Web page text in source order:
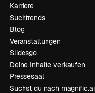
Karriere
Suchtrends
Blog
Veranstaltungen
Slidesgo
Deine Inhalte verkaufen
Pressesaal
Suchst du nach magnific.ai